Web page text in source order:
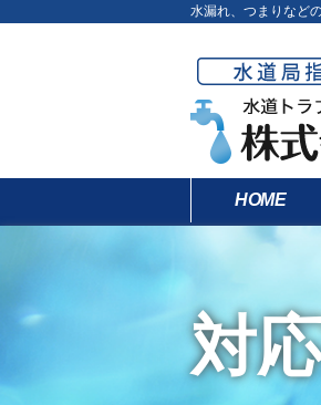
水漏れ、つまりなど
HOME
対